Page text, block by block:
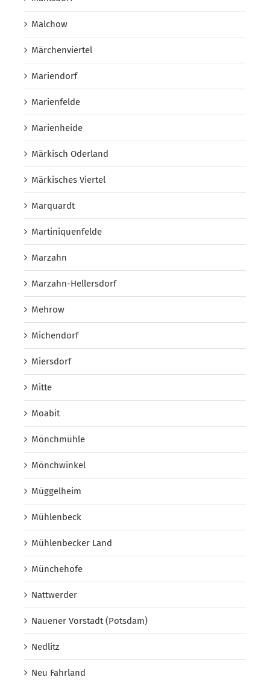
Malchow
Märchenviertel
Mariendorf
Marienfelde
Marienheide
Märkisch Oderland
Märkisches Viertel
Marquardt
Martiniquenfelde
Marzahn
Marzahn-Hellersdorf
Mehrow
Michendorf
Miersdorf
Mitte
Moabit
Mönchmühle
Mönchwinkel
Müggelheim
Mühlenbeck
Mühlenbecker Land
Münchehofe
Nattwerder
Nauener Vorstadt (Potsdam)
Nedlitz
Neu Fahrland